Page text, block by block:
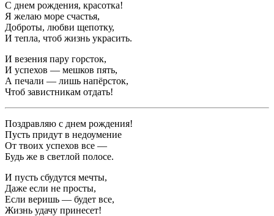
С днем рождения, красотка!
Я желаю море счастья,
Доброты, любви щепотку,
И тепла, чтоб жизнь украсить.
И везения пару горсток,
И успехов — мешков пять,
А печали — лишь напёрсток,
Чтоб завистникам отдать!
Поздравляю с днем рождения!
Пусть придут в недоумение
От твоих успехов все —
Будь же в светлой полосе.
И пусть сбудутся мечты,
Даже если не просты,
Если веришь — будет все,
Жизнь удачу принесет!